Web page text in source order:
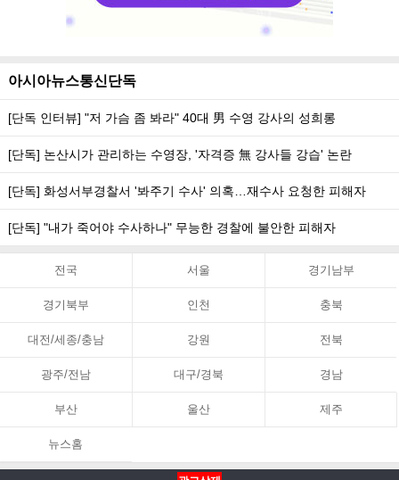
아시아뉴스통신단독
[단독 인터뷰] "저 가슴 좀 봐라" 40대 男 수영 강사의 성희롱
[단독] 논산시가 관리하는 수영장, '자격증 無 강사들 강습' 논란
[단독] 화성서부경찰서 '봐주기 수사' 의혹…재수사 요청한 피해자
[단독] "내가 죽어야 수사하나" 무능한 경찰에 불안한 피해자
전국 서울 경기남부
경기북부 인천 충북
대전/세종/충남 강원 전북
광주/전남 대구/경북 경남
부산 울산 제주
뉴스홈